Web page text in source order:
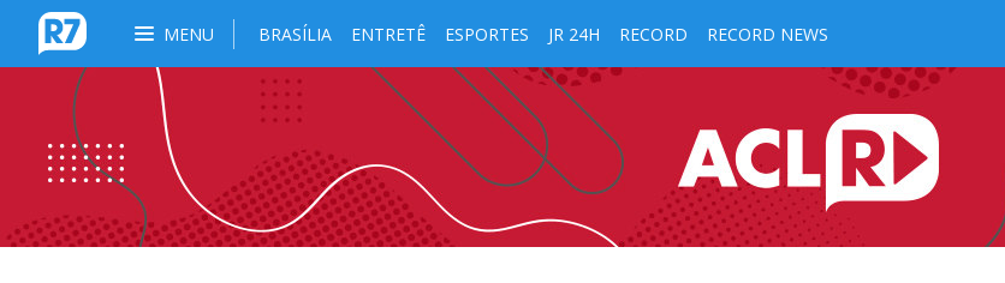
MENU BRASÍLIA ENTRETÊ ESPORTES JR 24H RECORD RECORD NEWS